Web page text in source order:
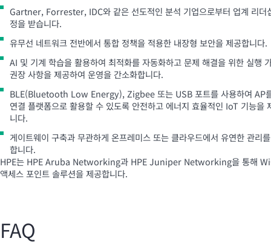
Gartner, Forrester, IDC와 같은 선도적인 분석 기업으로부터 업계 리더
정을 받습니다.
유무선 네트워크 전반에서 통합 정책을 적용한 내장형 보안을 제공합니다.
AI 및 기계 학습을 활용하여 최적화를 자동화하고 문제 해결을 위한 실행
권장 사항을 제공하여 운영을 간소화합니다.
BLE(Bluetooth Low Energy), Zigbee 또는 USB 포트를 사용하여 AP
연결 플랫폼으로 활용할 수 있도록 안전하고 에너지 효율적인 IoT 기능을
니다.
게이트웨이 구축과 무관하게 온프레미스 또는 클라우드에서 유연한 관리
합니다.
HPE는 HPE Aruba Networking과 HPE Juniper Networking을 통해
액세스 포인트 솔루션을 제공합니다.
FAQ